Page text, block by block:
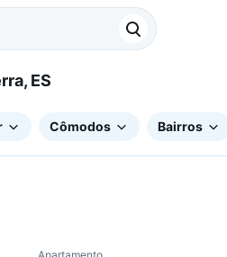
Serra, ES
Cômodos Bairros